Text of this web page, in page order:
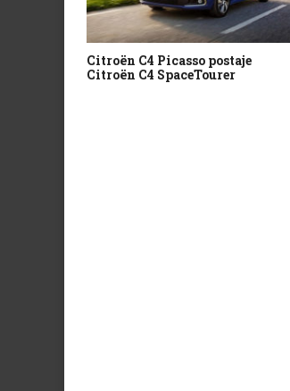
Citroën C4 Picasso postaje
Citroën C4 SpaceTourer